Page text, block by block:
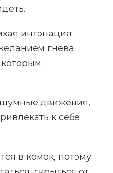
интонация
гнева
движения,
к себе
в комок, потому